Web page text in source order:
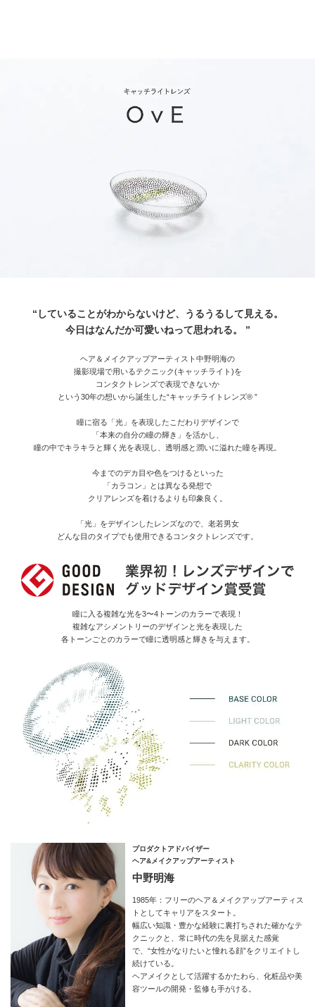
“していることがわからないけど、うるうるして見える。
今日はなんだか可愛いねって思われる。 ”
ヘア＆メイクアップアーティスト中野明海の
撮影現場で用いるテクニック(キャッチライト)を
コンタクトレンズで表現できないか
という30年の想いから誕生した“キャッチライトレンズ® ”
瞳に宿る「光」を表現したこだわりデザインで
「本来の自分の瞳の輝き」を活かし、
瞳の中でキラキラと輝く光を表現し、透明感と潤いに溢れた瞳を再現。
今までのデカ目や色をつけるといった
「カラコン」とは異なる発想で
クリアレンズを着けるよりも印象良く。
「光」をデザインしたレンズなので、老若男女
どんな目のタイプでも使用できるコンタクトレンズです。
瞳に入る複雑な光を3〜4トーンのカラーで表現！
複雑なアシメントリーのデザインと光を表現した
各トーンごとのカラーで瞳に透明感と輝きを与えます。
プロダクトアドバイザー
ヘア&メイクアップアーティスト
中野明海
1985年：フリーのヘア＆メイクアップアーティス
トとしてキャリアをスタート。
幅広い知識・豊かな経験に裏打ちされた確かなテ
クニックと、常に時代の先を見据えた感覚
で、“女性がなりたいと憧れる顔”をクリエイトし
続けている。
ヘアメイクとして活躍するかたわら、化粧品や美
容ツールの開発・監修も手がける。